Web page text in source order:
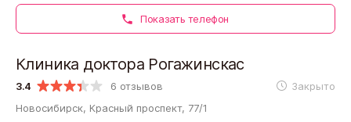
Показать телефон
3.4 6 отзывов Закрыто
Клиника доктора Рогажинскас
Новосибирск, Красный проспект, 77/1